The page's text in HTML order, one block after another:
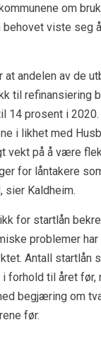
om
behovet viste seg
andelen av de
til refinansiering
14 prosent i
i likhet med
vekt på å være
for låntakere
sier Kaldheim.
for startlån
problemer
Antall startlån
forhold til året før,
begjæring om
før.